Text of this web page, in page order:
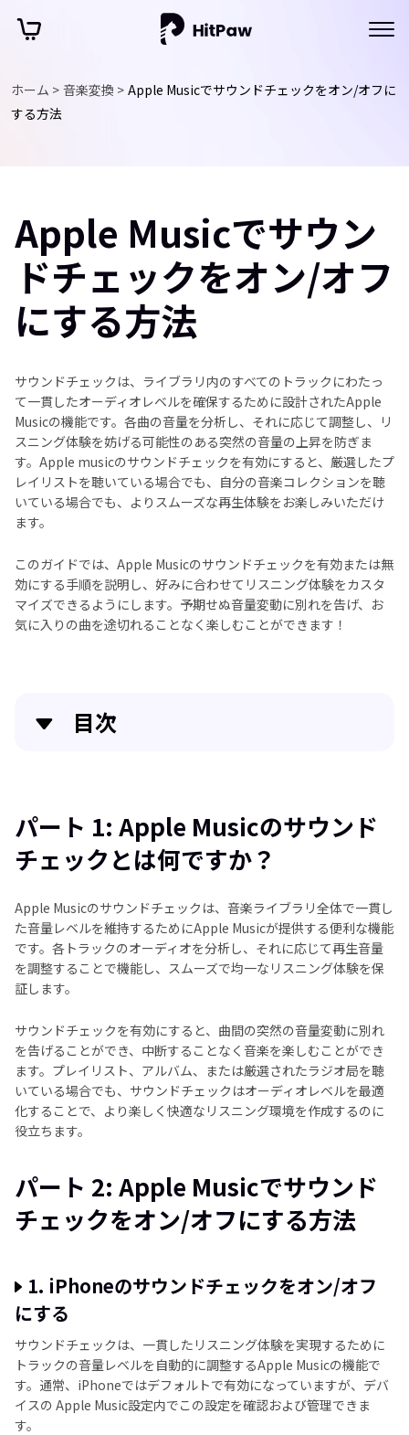
ホーム > 音楽変換 > Apple Musicでサウンドチェックをオン/オフに
する方法
Apple Musicでサウン
ドチェックをオン/オフ
にする方法
サウンドチェックは、ライブラリ内のすべてのトラックにわたっ
て一貫したオーディオレベルを確保するために設計されたApple
Musicの機能です。各曲の音量を分析し、それに応じて調整し、リ
スニング体験を妨げる可能性のある突然の音量の上昇を防ぎま
す。Apple musicのサウンドチェックを有効にすると、厳選したプ
レイリストを聴いている場合でも、自分の音楽コレクションを聴
いている場合でも、よりスムーズな再生体験をお楽しみいただけ
ます。
このガイドでは、Apple Musicのサウンドチェックを有効または無
効にする手順を説明し、好みに合わせてリスニング体験をカスタ
マイズできるようにします。予期せぬ音量変動に別れを告げ、お
気に入りの曲を途切れることなく楽しむことができます！
目次
パート 2: Apple Musicでサウンドチェックをオン/オ
フにする方法
Apple Musicのサウンドチェックに関するよくある質
問
まとめ
パート 1: Apple Musicのサウンド
チェックとは何ですか？
Apple Musicのサウンドチェックは、音楽ライブラリ全体で一貫し
た音量レベルを維持するためにApple Musicが提供する便利な機能
です。各トラックのオーディオを分析し、それに応じて再生音量
を調整することで機能し、スムーズで均一なリスニング体験を保
証します。
サウンドチェックを有効にすると、曲間の突然の音量変動に別れ
を告げることができ、中断することなく音楽を楽しむことができ
ます。プレイリスト、アルバム、または厳選されたラジオ局を聴
いている場合でも、サウンドチェックはオーディオレベルを最適
化することで、より楽しく快適なリスニング環境を作成するのに
役立ちます。
パート 2: Apple Musicでサウンド
チェックをオン/オフにする方法
1. iPhoneのサウンドチェックをオン/オフ
にする
サウンドチェックは、一貫したリスニング体験を実現するために
トラックの音量レベルを自動的に調整するApple Musicの機能で
す。通常、iPhoneではデフォルトで有効になっていますが、デバ
イスの Apple Music設定内でこの設定を確認および管理できま
す。